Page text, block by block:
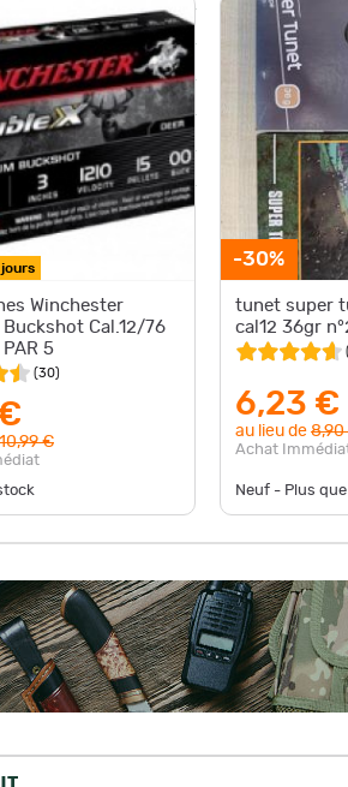
Winchester
Buckshot Cal.12/76
5
(30)
10,99 €
-30%
tunet super
cal12 36gr
(
6,23 €
au lieu de 8,90
Achat
Neuf - Plus que